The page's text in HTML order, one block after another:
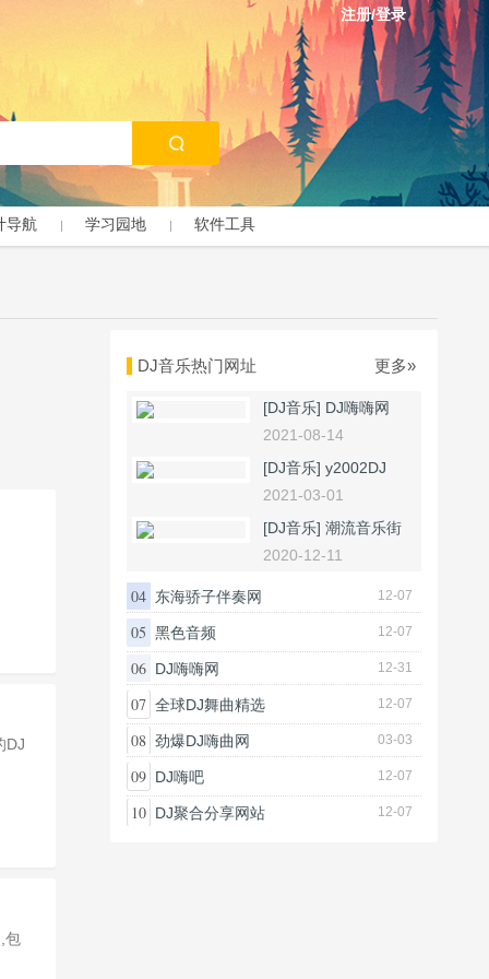
注册/登录
导航 学习园地 软件工具
DJ
包
DJ音乐热门网址 更多»
[DJ音乐] DJ嗨嗨网
2021-08-14
[DJ音乐] y2002DJ
2021-03-01
[DJ音乐] 潮流音乐街
2020-12-11
04 东海骄子伴奏网 12-07
05 黑色音频 12-07
06 DJ嗨嗨网 12-31
07 全球DJ舞曲精选 12-07
08 劲爆DJ嗨曲网 03-03
09 DJ嗨吧 12-07
10 DJ聚合分享网站 12-07